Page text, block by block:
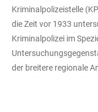
Kriminalpolizeistelle
die Zeit vor 1933
Kriminalpolizei im
der breitere regionale